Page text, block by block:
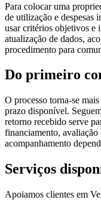
Para colocar uma
de utilização e despesas
usar critérios objetivos e
atualização de dados,
procedimento para
Do primeiro
O processo torna-se
prazo disponível.
retorno recebido serve
financiamento, avaliação
acompanhamento
Serviços
Apoiamos clientes em